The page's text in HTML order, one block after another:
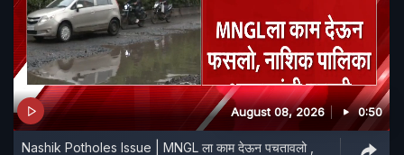
August 08, 2026 0:50
Nashik Potholes Issue | MNGL ला काम देऊन पचतावलो ,